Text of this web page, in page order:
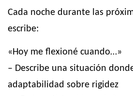
Cada noche durante las
escribe:
«Hoy me flexioné cuando…»
– Describe una situación
adaptabilidad sobre rigidez